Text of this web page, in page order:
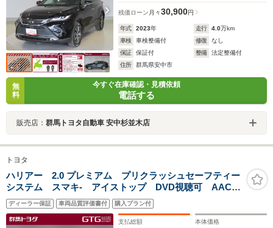
残価ローン 月々30,900円
年式 2023年 走行 4.0万km
車検
車検整備付 修復
なし
保証
保証付 整備
法定整備付
住所
群馬県安中市
無
料
今すぐ在庫確認・見積依頼
電話する
販売店： 群馬トヨタ自動車 安中杉並木店
トヨタ
ハリアー 2.0 プレミアム プリクラッシュセーフティー
システム スマキ- アイストップ DVD視聴可 AAC
助手席エアバック ETC付き 横滑り防止機能 後カメ
ラ 電動シート オートクルーズ AW LEDライト メ
モリナビ
ディーラー保証 車両品質評価書付 購入プラン付
支払総額 本体価格